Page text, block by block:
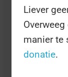
werd op
het
Daarin
de prijs,
Liever
manier te
donatie.